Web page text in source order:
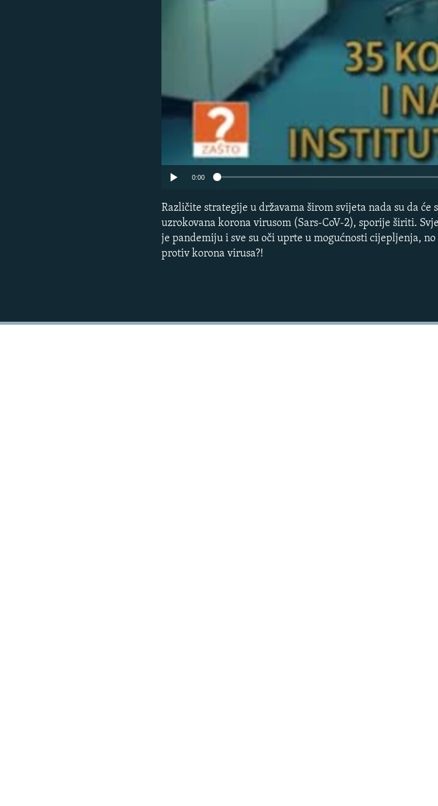
0:00
Različite strategije u državama širom svijeta nada su da će
uzrokovana korona virusom (Sars-CoV-2), sporije širiti.
je pandemiju i sve su oči uprte u mogućnosti cijepljenja,
protiv korona virusa?!